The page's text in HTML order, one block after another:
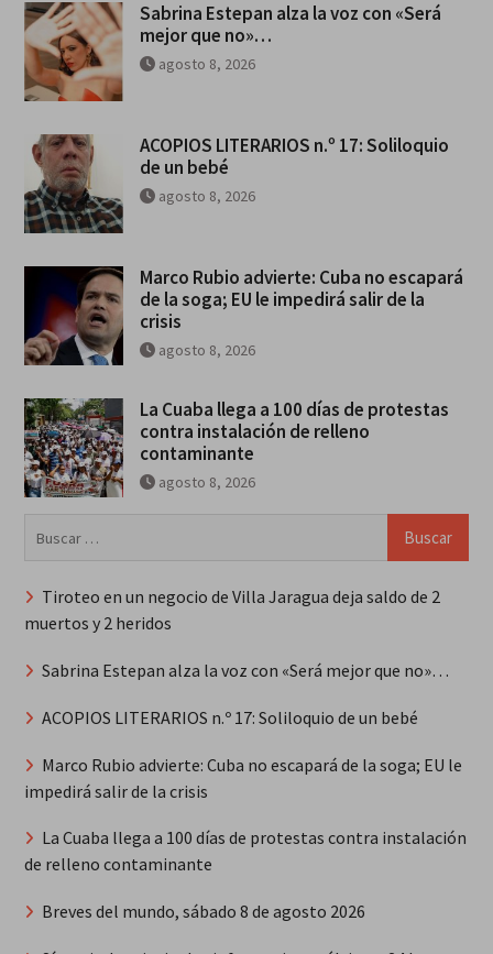
Sabrina Estepan alza la voz con «Será
mejor que no»…
agosto 8, 2026
ACOPIOS LITERARIOS n.º 17: Soliloquio
de un bebé
agosto 8, 2026
Marco Rubio advierte: Cuba no escapará
de la soga; EU le impedirá salir de la
crisis
agosto 8, 2026
La Cuaba llega a 100 días de protestas
contra instalación de relleno
contaminante
agosto 8, 2026
Tiroteo en un negocio de Villa Jaragua deja saldo de 2
muertos y 2 heridos
Sabrina Estepan alza la voz con «Será mejor que no»…
ACOPIOS LITERARIOS n.º 17: Soliloquio de un bebé
Marco Rubio advierte: Cuba no escapará de la soga; EU le
impedirá salir de la crisis
La Cuaba llega a 100 días de protestas contra instalación
de relleno contaminante
Breves del mundo, sábado 8 de agosto 2026